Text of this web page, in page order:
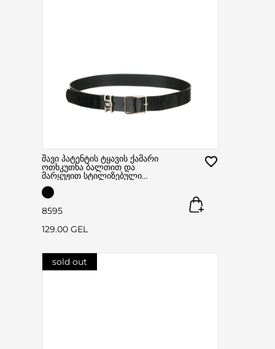
შავი პატენტის ტყავის ქამარი
ოთხკუთხა ბალთით და
მარყუჟით სტილიზებული
ლოგოთი შავსა ოქროსფერში.
8595
129.00 GEL
sold out